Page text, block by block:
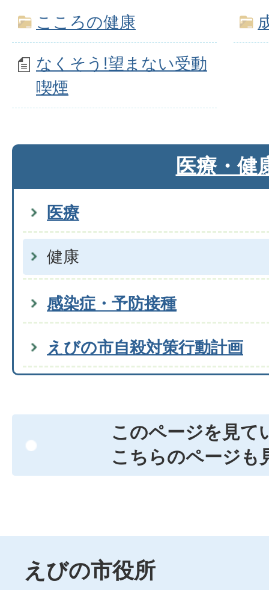
こころの健康
なくそう!望まない受動
喫煙
医療・健
医療
健康
感染症・予防接種
えびの市自殺対策行動計画
このページを見て
こちらのページも
えびの市役所